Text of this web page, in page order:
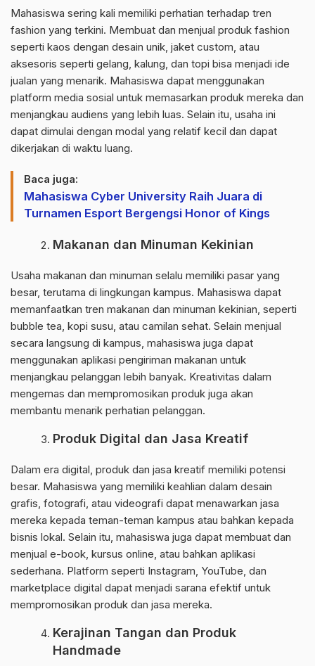
Mahasiswa sering kali memiliki perhatian terhadap tren
fashion yang terkini. Membuat dan menjual produk fashion
seperti kaos dengan desain unik, jaket custom, atau
aksesoris seperti gelang, kalung, dan topi bisa menjadi ide
jualan yang menarik. Mahasiswa dapat menggunakan
platform media sosial untuk memasarkan produk mereka dan
menjangkau audiens yang lebih luas. Selain itu, usaha ini
dapat dimulai dengan modal yang relatif kecil dan dapat
dikerjakan di waktu luang.
Baca juga:
Mahasiswa Cyber University Raih Juara di
Turnamen Esport Bergengsi Honor of Kings
Makanan dan Minuman Kekinian
Usaha makanan dan minuman selalu memiliki pasar yang
besar, terutama di lingkungan kampus. Mahasiswa dapat
memanfaatkan tren makanan dan minuman kekinian, seperti
bubble tea, kopi susu, atau camilan sehat. Selain menjual
secara langsung di kampus, mahasiswa juga dapat
menggunakan aplikasi pengiriman makanan untuk
menjangkau pelanggan lebih banyak. Kreativitas dalam
mengemas dan mempromosikan produk juga akan
membantu menarik perhatian pelanggan.
Produk Digital dan Jasa Kreatif
Dalam era digital, produk dan jasa kreatif memiliki potensi
besar. Mahasiswa yang memiliki keahlian dalam desain
grafis, fotografi, atau videografi dapat menawarkan jasa
mereka kepada teman-teman kampus atau bahkan kepada
bisnis lokal. Selain itu, mahasiswa juga dapat membuat dan
menjual e-book, kursus online, atau bahkan aplikasi
sederhana. Platform seperti Instagram, YouTube, dan
marketplace digital dapat menjadi sarana efektif untuk
mempromosikan produk dan jasa mereka.
Kerajinan Tangan dan Produk
Handmade